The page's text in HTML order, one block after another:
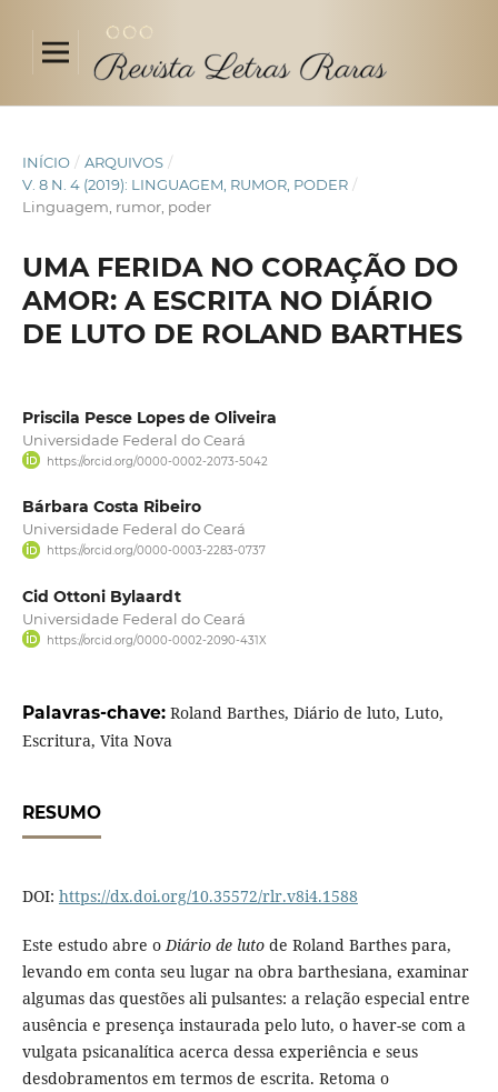
INÍCIO / ARQUIVOS /
V. 8 N. 4 (2019): LINGUAGEM, RUMOR, PODER /
Linguagem, rumor, poder
UMA FERIDA NO CORAÇÃO DO
AMOR: A ESCRITA NO DIÁRIO
DE LUTO DE ROLAND BARTHES
Priscila Pesce Lopes de Oliveira
Universidade Federal do Ceará
https://orcid.org/0000-0002-2073-5042
Bárbara Costa Ribeiro
Universidade Federal do Ceará
https://orcid.org/0000-0003-2283-0737
Cid Ottoni Bylaardt
Universidade Federal do Ceará
https://orcid.org/0000-0002-2090-431X
Palavras-chave: Roland Barthes, Diário de luto, Luto,
Escritura, Vita Nova
RESUMO
DOI: https://dx.doi.org/10.35572/rlr.v8i4.1588
Este estudo abre oDiário de lutode Roland Barthes para,
levando em conta seu lugar na obra barthesiana, examinar
algumas das questões ali pulsantes: a relação especial entre
ausência e presença instaurada pelo luto, o haver-se com a
vulgata psicanalítica acerca dessa experiência e seus
desdobramentos em termos de escrita. Retoma o